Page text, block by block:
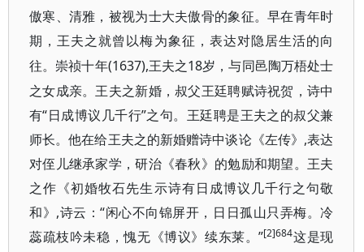
傲寒、清雅，被视为士大夫傲骨的象征。早在青年时
期，王夫之就曾以梅为象征，表达对隐居生活的向
往。崇祯十年(1637),王夫之18岁，与同邑陶万梧处士
之女成亲。王夫之新婚，叔父王廷聘赋诗祝贺，诗中
有“日成博议几千行”之句。王廷聘是王夫之的叔父兼
师长。他在给王夫之的新婚赠诗中谈论《左传》,表达
对侄儿继承家学，研治《春秋》的勉励和期望。王夫
之作《初婚牧石先生示诗有日成博议几千行之句敬
和》,诗云：“闲心不向锦屏开，日日孤山只弄梅。冷
蕊疏枝吟未稳，愧无《博议》续东莱。”[2]684这是现